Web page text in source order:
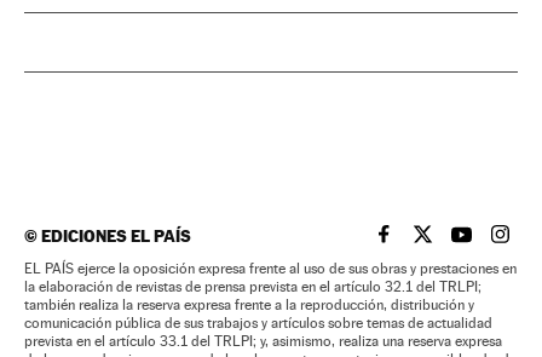
©EDICIONES EL PAÍS EL PAÍS BRASIL EN
EL PAÍSEL PAÍS
EL
EL PAÍS ejerce la oposición expresa frente al uso de sus obras y prestaciones en
la elaboración de revistas de prensa prevista en el artículo 32.1 del TRLPI;
también realiza la reserva expresa frente a la reproducción, distribución y
comunicación pública de sus trabajos y artículos sobre temas de actualidad
prevista en el artículo 33.1 del TRLPI; y, asimismo, realiza una reserva expresa